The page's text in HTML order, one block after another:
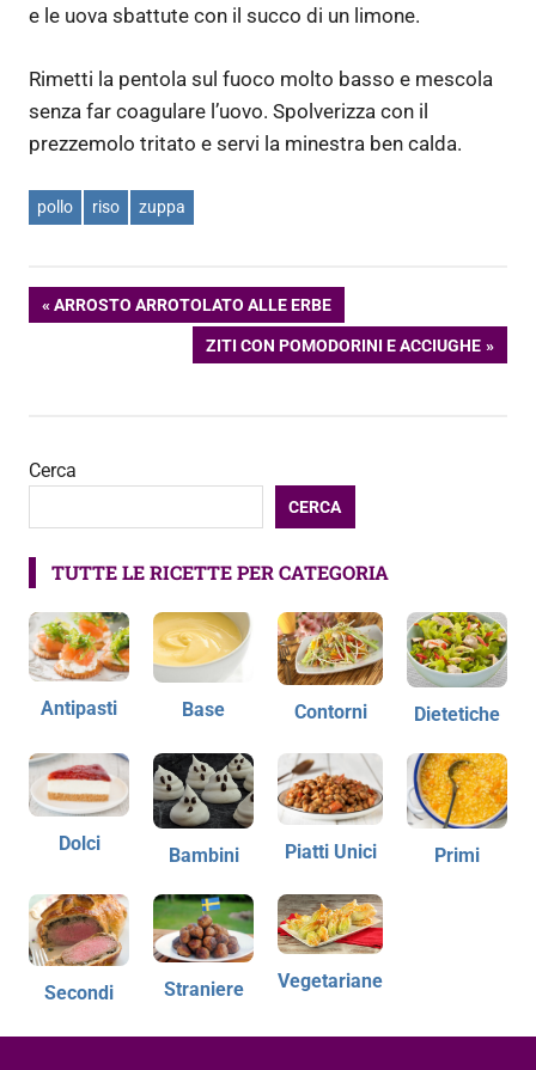
e le uova sbattute con il succo di un limone.
Rimetti la pentola sul fuoco molto basso e mescola
senza far coagulare l’uovo. Spolverizza con il
prezzemolo tritato e servi la minestra ben calda.
pollo riso zuppa
Navigazione
ARTICOLO
ARROSTO ARROTOLATO ALLE ERBE
ARTICOLO
SUCCESSIVO:
ZITI CON POMODORINI E ACCIUGHE
Cerca
CERCA
TUTTE LE RICETTE PER CATEGORIA
Antipasti Base Contorni Dietetiche
Dolci
Bambini Piatti Unici Primi
Secondi Straniere Vegetariane